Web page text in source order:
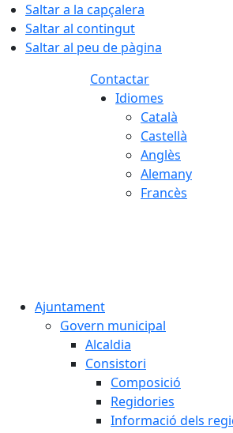
Saltar a la capçalera
Saltar al contingut
Saltar al peu de pàgina
Contactar
Idiomes
Català
Castellà
Anglès
Alemany
Francès
Ajuntament
Govern municipal
Alcaldia
Consistori
Composició
Regidories
Informació dels